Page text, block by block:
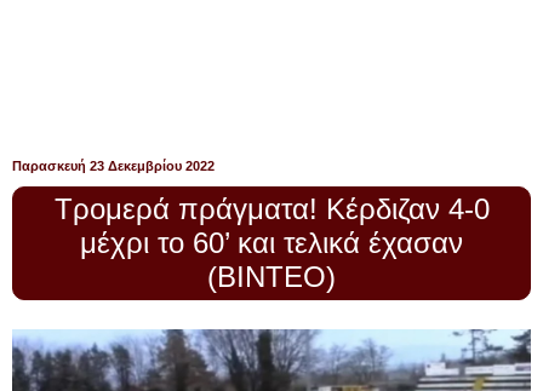
Παρασκευή 23 Δεκεμβρίου 2022
Τρομερά πράγματα! Κέρδιζαν 4-0
μέχρι το 60’ και τελικά έχασαν
(ΒΙΝΤΕΟ)